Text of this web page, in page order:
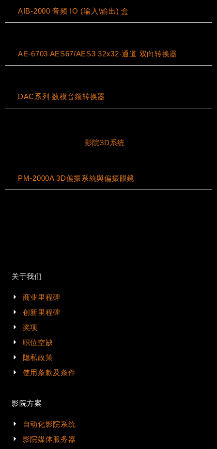
AIB-2000 音频 IO (输入\输出) 盒
AE-6703 AES67/AES3 32x32-通道 双向转换器
DAC系列 数模音频转换器
影院3D系统
PM-2000A 3D偏振系統與偏振眼鏡
关于我们
商业里程碑
创新里程碑
奖项
职位空缺
隐私政策
使用条款及条件
影院方案
自动化影院系统
影院媒体服务器